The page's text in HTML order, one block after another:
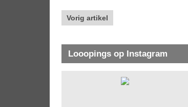
Vorig artikel
Looopings op Instagram